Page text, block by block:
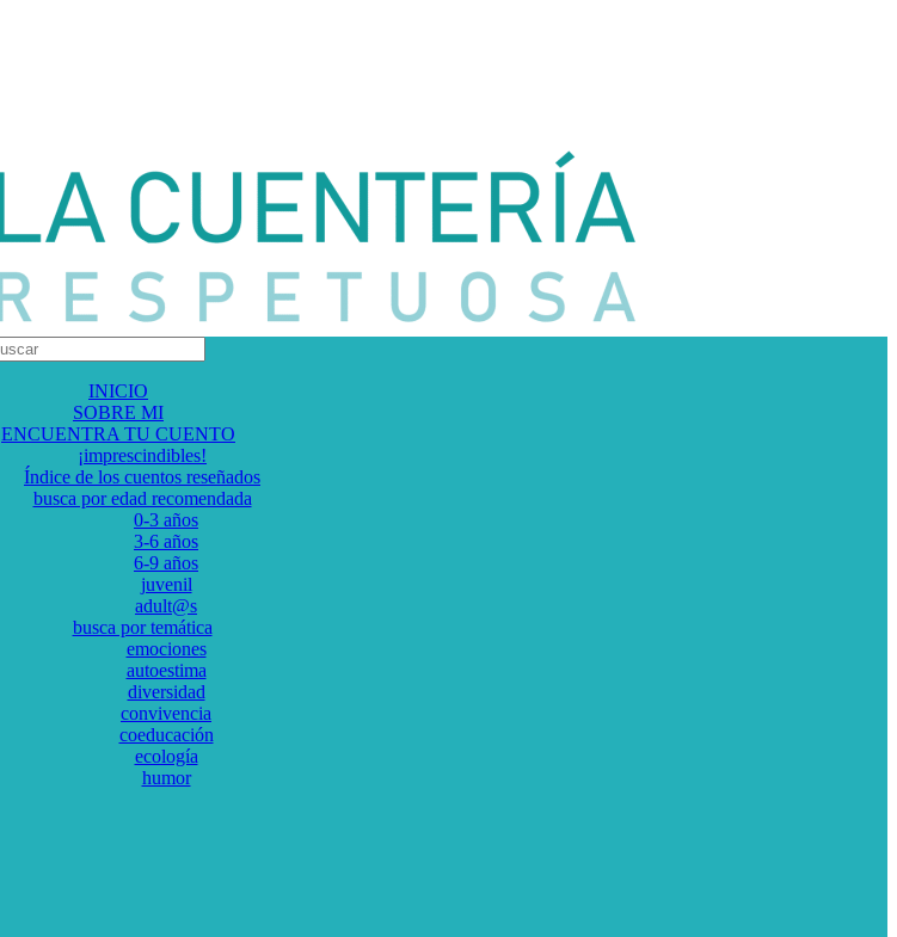
INICIO
SOBRE MI
ENCUENTRA TU CUENTO
¡imprescindibles!
Índice de los cuentos reseñados
busca por edad recomendada
0-3 años
3-6 años
6-9 años
juvenil
adult@s
busca por temática
emociones
autoestima
diversidad
convivencia
coeducación
ecología
humor